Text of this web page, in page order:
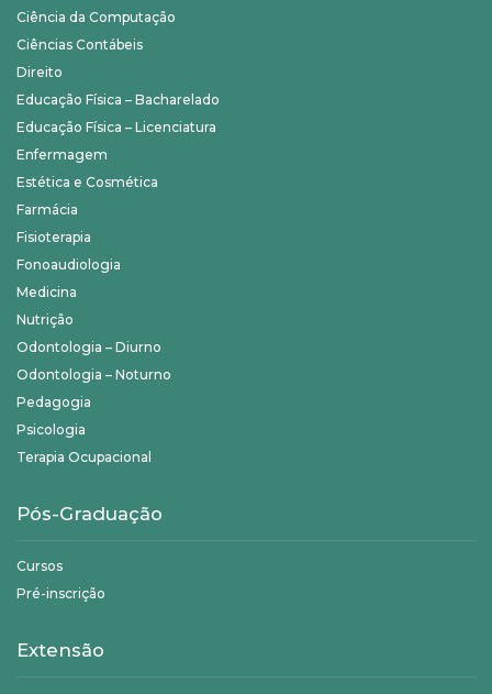
Ciência da Computação
Ciências Contábeis
Direito
Educação Física – Bacharelado
Educação Física – Licenciatura
Enfermagem
Estética e Cosmética
Farmácia
Fisioterapia
Fonoaudiologia
Medicina
Nutrição
Odontologia – Diurno
Odontologia – Noturno
Pedagogia
Psicologia
Terapia Ocupacional
Pós-Graduação
Cursos
Pré-inscrição
Extensão